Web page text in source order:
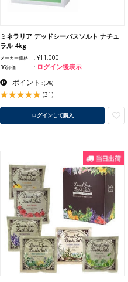
ミネラリア デッドシーバスソルト ナチュ
ラル 4kg
メーカー価格 ¥11,000
BG卸価 ログイン後表示
ポイント :(5%)
(31)
ログインして購入